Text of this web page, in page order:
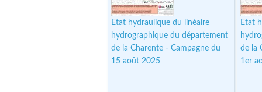
Etat hydraulique du linéaire
hydrographique du département
de la Charente - Campagne du
15 août 2025
Etat
de la
1er